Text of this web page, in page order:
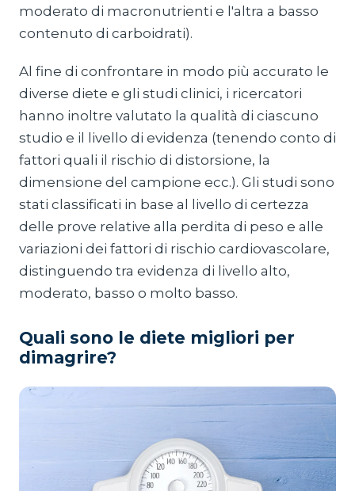
moderato di macronutrienti e l'altra a basso
contenuto di carboidrati).
Al fine di confrontare in modo più accurato le
diverse diete e gli studi clinici, i ricercatori
hanno inoltre valutato la qualità di ciascuno
studio e il livello di evidenza (tenendo conto di
fattori quali il rischio di distorsione, la
dimensione del campione ecc.). Gli studi sono
stati classificati in base al livello di certezza
delle prove relative alla perdita di peso e alle
variazioni dei fattori di rischio cardiovascolare,
distinguendo tra evidenza di livello alto,
moderato, basso o molto basso.
Quali sono le diete migliori per
dimagrire?